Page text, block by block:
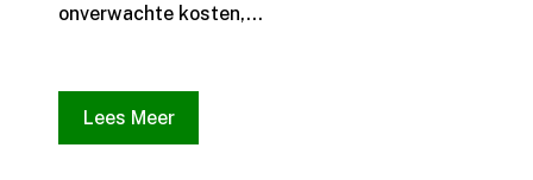
onverwachte kosten,...
Lees Meer